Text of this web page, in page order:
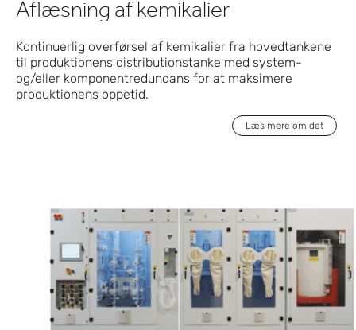
Aflæsning af kemikalier
Kontinuerlig overførsel af kemikalier fra hovedtankene
til produktionens distributionstanke med system-
og/eller komponentredundans for at maksimere
produktionens oppetid.
Læs mere om det